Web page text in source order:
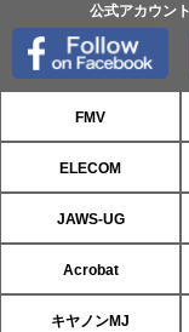
公式アカウン
FMV
ELECOM
JAWS-UG
Acrobat
キヤノンMJ